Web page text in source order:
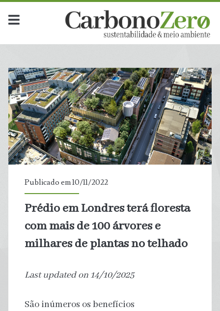
Publicado em 10/11/2022
Prédio em Londres terá floresta
com mais de 100 árvores e
milhares de plantas no telhado
Last updated on 14/10/2025
São inúmeros os benefícios